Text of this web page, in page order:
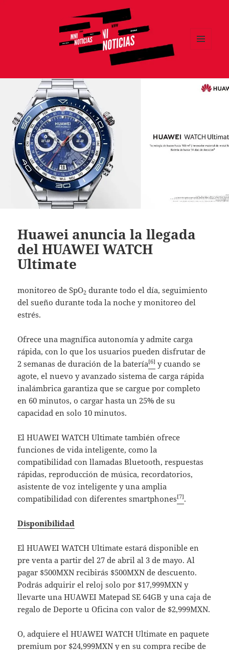
Huawei anuncia la llegada
del HUAWEI WATCH
Ultimate
monitoreo de SpO2 durante todo el día, seguimiento
del sueño durante toda la noche y monitoreo del
estrés.
Ofrece una magnífica autonomía y admite carga
rápida, con lo que los usuarios pueden disfrutar de
2 semanas de duración de la batería[6] y cuando se
agote, el nuevo y avanzado sistema de carga rápida
inalámbrica garantiza que se cargue por completo
en 60 minutos, o cargar hasta un 25% de su
capacidad en solo 10 minutos.
El HUAWEI WATCH Ultimate también ofrece
funciones de vida inteligente, como la
compatibilidad con llamadas Bluetooth, respuestas
rápidas, reproducción de música, recordatorios,
asistente de voz inteligente y una amplia
compatibilidad con diferentes smartphones[7].
Disponibilidad
El HUAWEI WATCH Ultimate estará disponible en
pre venta a partir del 27 de abril al 3 de mayo. Al
pagar $500MXN recibirás $500MXN de descuento.
Podrás adquirir el reloj solo por $17,999MXN y
llevarte una HUAWEI Matepad SE 64GB y una caja de
regalo de Deporte u Oficina con valor de $2,999MXN.
O, adquiere el HUAWEI WATCH Ultimate en paquete
premium por $24,999MXN y en su compra recibe de